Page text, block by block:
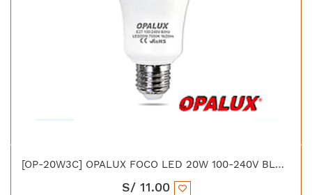
[OP-20W3C] OPALUX FOCO LED 20W 100-240V BLANCO 1620LM 6500K E27 230°
S/ 11.00